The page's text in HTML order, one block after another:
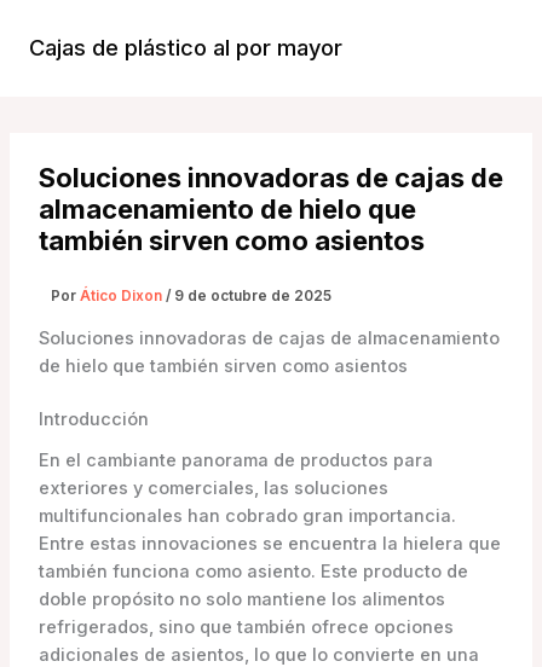
contenido
Cajas de plástico al por mayor
Soluciones innovadoras de cajas de
almacenamiento de hielo que
también sirven como asientos
Por Ático Dixon / 9 de octubre de 2025
Soluciones innovadoras de cajas de almacenamiento
de hielo que también sirven como asientos
Introducción
En el cambiante panorama de productos para
exteriores y comerciales, las soluciones
multifuncionales han cobrado gran importancia.
Entre estas innovaciones se encuentra la hielera que
también funciona como asiento. Este producto de
doble propósito no solo mantiene los alimentos
refrigerados, sino que también ofrece opciones
adicionales de asientos, lo que lo convierte en una